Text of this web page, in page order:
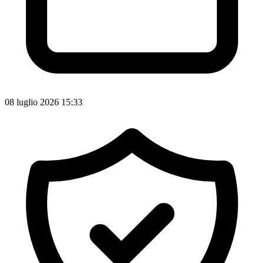
08 luglio 2026 15:33